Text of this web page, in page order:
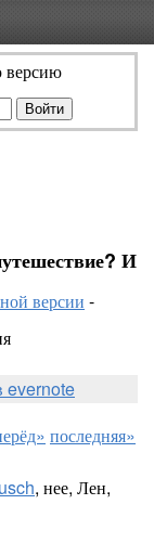
версию
И
версии -
evernote
последняя»
, нее, Лен,